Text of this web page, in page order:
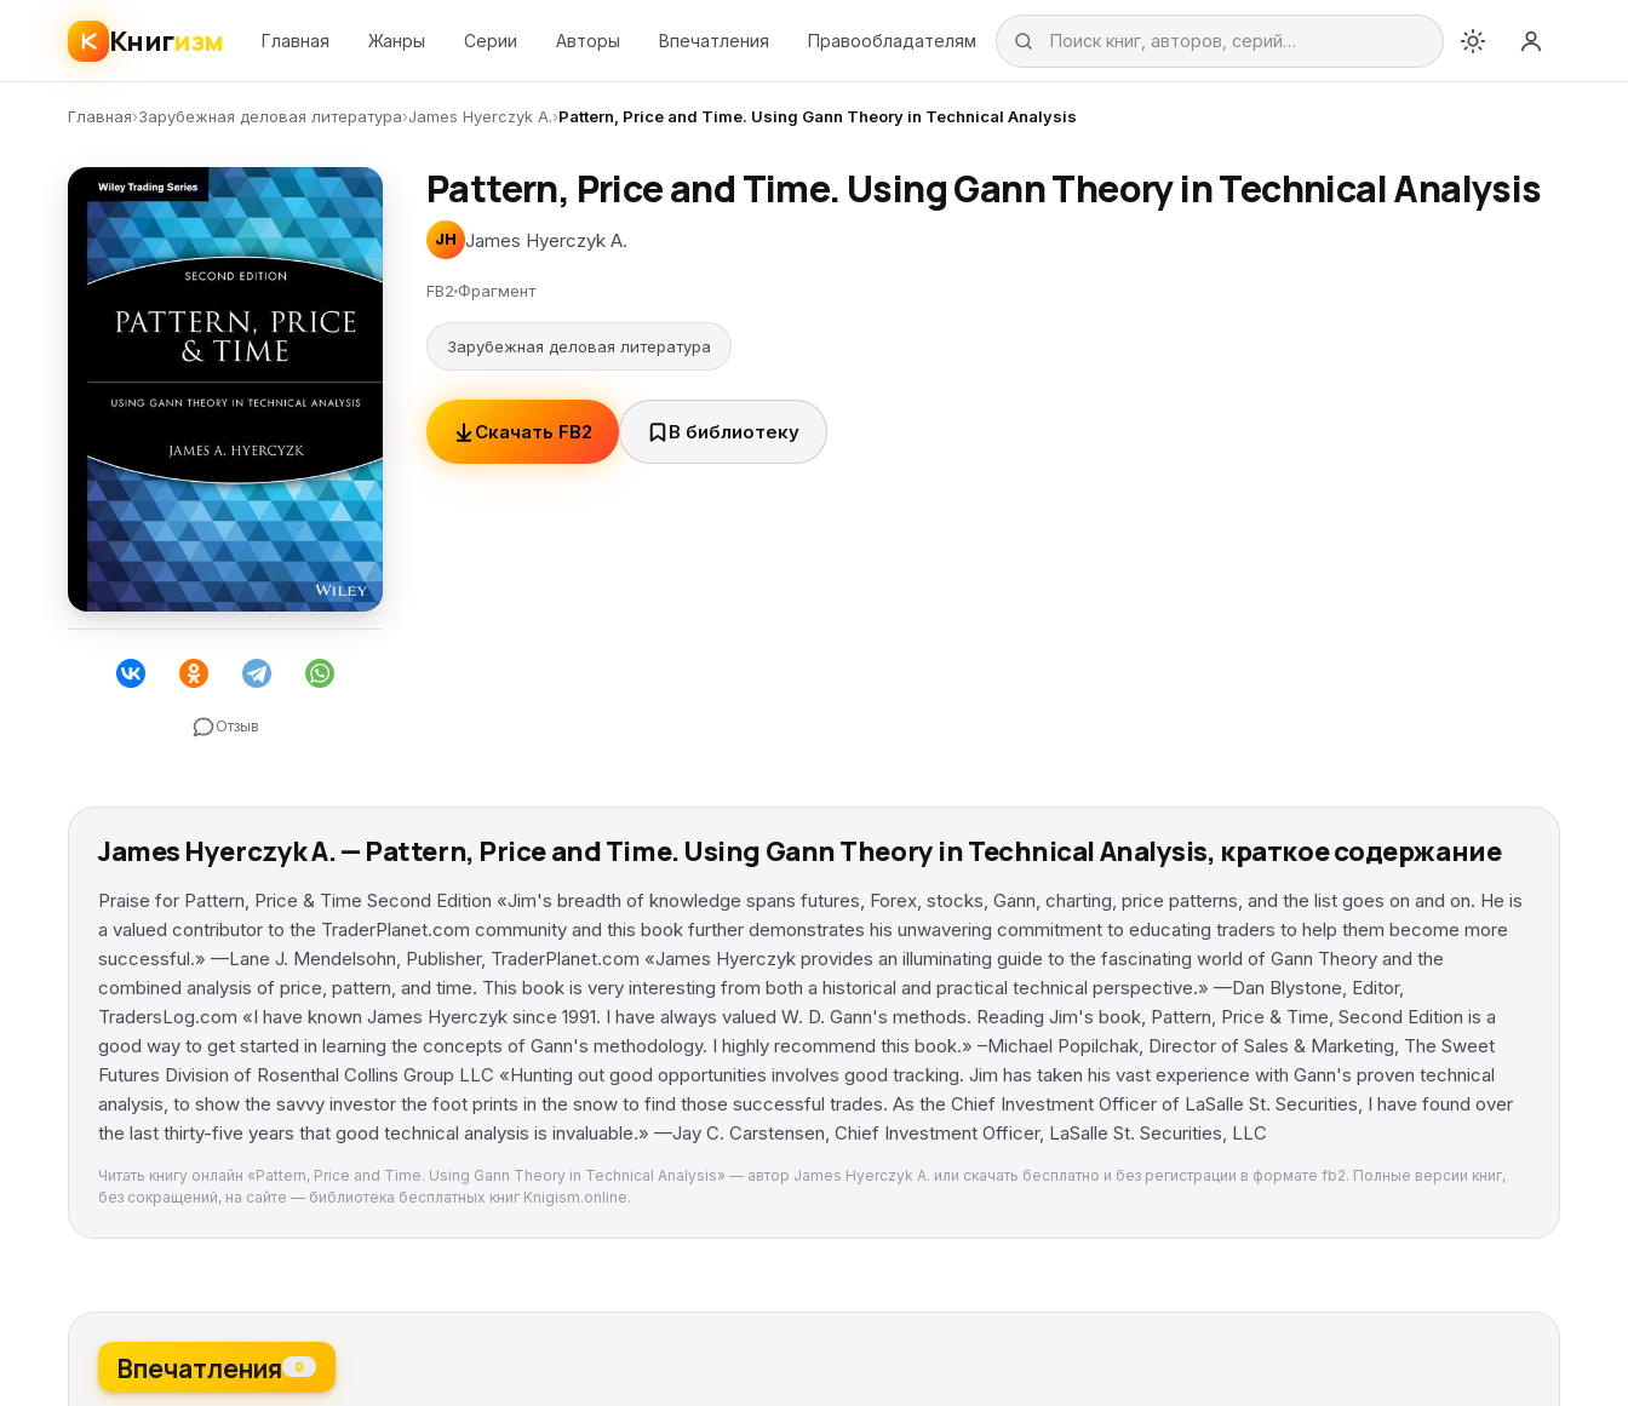
Книгизм Главная Жанры Серии Авторы Впечатления Правообладателям
Главная›Зарубежная деловая литература›James Hyerczyk A.›Pattern, Price and Time. Using Gann Theory in Technical Analysis
Отзыв
Pattern, Price and Time. Using Gann Theory in Technical Analysis
JH James Hyerczyk A.
FB2 Фрагмент
Зарубежная деловая литература
Скачать FB2 В библиотеку
James Hyerczyk A. — Pattern, Price and Time. Using Gann Theory in Technical Analysis, краткое содержание
Praise for Pattern, Price & Time Second Edition «Jim's breadth of knowledge spans futures, Forex, stocks, Gann, charting, price patterns, and the list goes on and on. He is
a valued contributor to the TraderPlanet.com community and this book further demonstrates his unwavering commitment to educating traders to help them become more
successful.» —Lane J. Mendelsohn, Publisher, TraderPlanet.com «James Hyerczyk provides an illuminating guide to the fascinating world of Gann Theory and the
combined analysis of price, pattern, and time. This book is very interesting from both a historical and practical technical perspective.» —Dan Blystone, Editor,
TradersLog.com «I have known James Hyerczyk since 1991. I have always valued W. D. Gann's methods. Reading Jim's book, Pattern, Price & Time, Second Edition is a
good way to get started in learning the concepts of Gann's methodology. I highly recommend this book.» –Michael Popilchak, Director of Sales & Marketing, The Sweet
Futures Division of Rosenthal Collins Group LLC «Hunting out good opportunities involves good tracking. Jim has taken his vast experience with Gann's proven technical
analysis, to show the savvy investor the foot prints in the snow to find those successful trades. As the Chief Investment Officer of LaSalle St. Securities, I have found over
the last thirty-five years that good technical analysis is invaluable.» —Jay C. Carstensen, Chief Investment Officer, LaSalle St. Securities, LLC
Читать книгу онлайн «Pattern, Price and Time. Using Gann Theory in Technical Analysis» — автор James Hyerczyk A. или скачать бесплатно и без регистрации в формате fb2. Полные версии книг,
без сокращений, на сайте — библиотека бесплатных книг Knigism.online.
Впечатления 0